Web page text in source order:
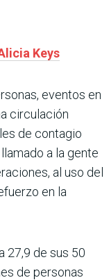
Keys
eventos en
circulación
de contagio
a la gente
al uso del
en la
27,9 de sus 50
de personas